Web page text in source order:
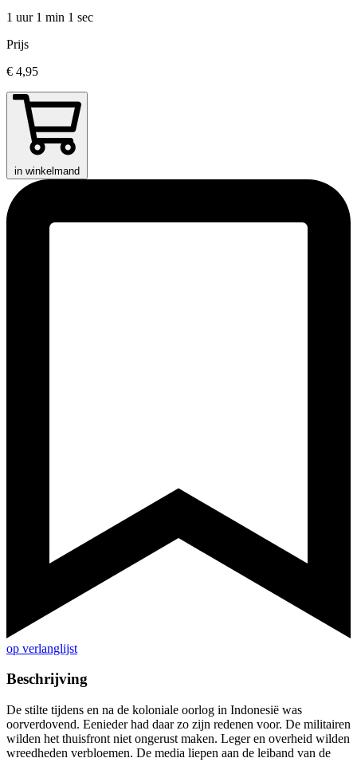
1 uur 1 min 1 sec
Prijs
€ 4,95
in winkelmand
op verlanglijst
Beschrijving
De stilte tijdens en na de koloniale oorlog in Indonesië was
oorverdovend. Eenieder had daar zo zijn redenen voor. De militairen
wilden het thuisfront niet ongerust maken. Leger en overheid wilden
wreedheden verbloemen. De media liepen aan de leiband van de